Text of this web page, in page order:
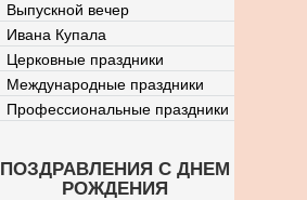
Выпускной вечер
Ивана Купала
Церковные праздники
Международные праздники
Профессиональные праздники
ПОЗДРАВЛЕНИЯ С ДНЕМ
РОЖДЕНИЯ